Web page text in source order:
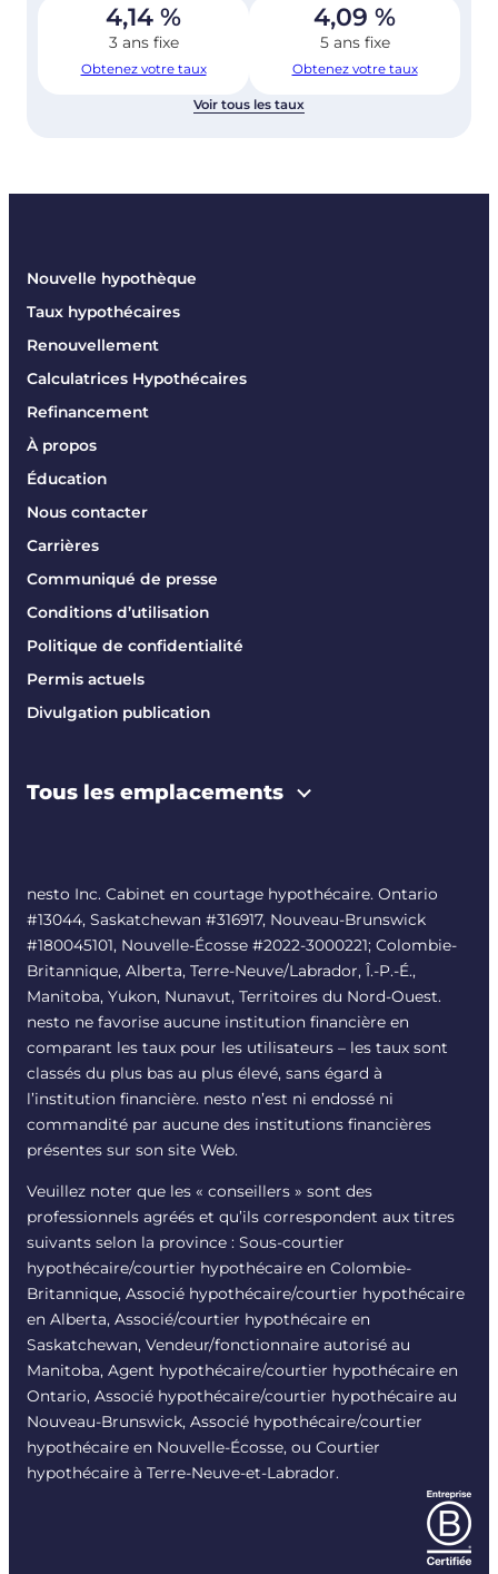
4,14 %
3 ans fixe
Obtenez votre taux
4,09 %
5 ans fixe
Obtenez votre taux
Voir tous les taux
Nouvelle hypothèque
Taux hypothécaires
Renouvellement
Calculatrices Hypothécaires
Refinancement
À propos
Éducation
Nous contacter
Carrières
Communiqué de presse
Conditions d’utilisation
Politique de confidentialité
Permis actuels
Divulgation publication
Tous les emplacements
nesto Inc. Cabinet en courtage hypothécaire. Ontario
#13044, Saskatchewan #316917, Nouveau-Brunswick
#180045101, Nouvelle-Écosse #2022-3000221; Colombie-
Britannique, Alberta, Terre-Neuve/Labrador, Î.-P.-É.,
Manitoba, Yukon, Nunavut, Territoires du Nord-Ouest.
nesto ne favorise aucune institution financière en
comparant les taux pour les utilisateurs – les taux sont
classés du plus bas au plus élevé, sans égard à
l’institution financière. nesto n’est ni endossé ni
commandité par aucune des institutions financières
présentes sur son site Web.
Veuillez noter que les « conseillers » sont des
professionnels agréés et qu’ils correspondent aux titres
suivants selon la province : Sous-courtier
hypothécaire/courtier hypothécaire en Colombie-
Britannique, Associé hypothécaire/courtier hypothécaire
en Alberta, Associé/courtier hypothécaire en
Saskatchewan, Vendeur/fonctionnaire autorisé au
Manitoba, Agent hypothécaire/courtier hypothécaire en
Ontario, Associé hypothécaire/courtier hypothécaire au
Nouveau-Brunswick, Associé hypothécaire/courtier
hypothécaire en Nouvelle-Écosse, ou Courtier
hypothécaire à Terre-Neuve-et-Labrador.